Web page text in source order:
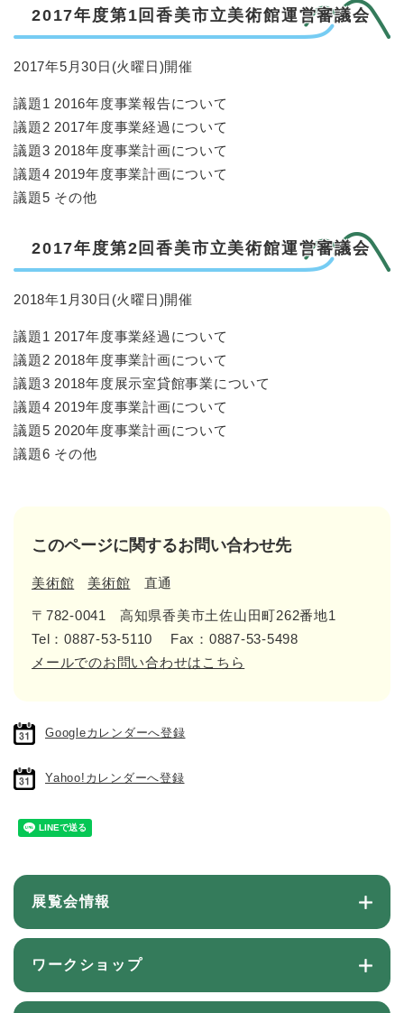
2017年度第1回香美市立美術館運営審議会
2017年5月30日(火曜日)開催
議題1 2016年度事業報告について
議題2 2017年度事業経過について
議題3 2018年度事業計画について
議題4 2019年度事業計画について
議題5 その他
2017年度第2回香美市立美術館運営審議会
2018年1月30日(火曜日)開催
議題1 2017年度事業経過について
議題2 2018年度事業計画について
議題3 2018年度展示室貸館事業について
議題4 2019年度事業計画について
議題5 2020年度事業計画について
議題6 その他
このページに関するお問い合わせ先
美術館 美術館 直通
〒782-0041
高知県香美市土佐山田町262番地1
Tel：0887-53-5110
Fax：0887-53-5498
メールでのお問い合わせはこちら
Googleカレンダーへ登録
Yahoo!カレンダーへ登録
展覧会情報
ワークショップ